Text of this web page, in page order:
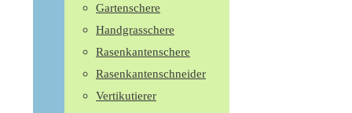
Gartenschere
Handgrasschere
Rasenkantenschere
Rasenkantenschneider
Vertikutierer